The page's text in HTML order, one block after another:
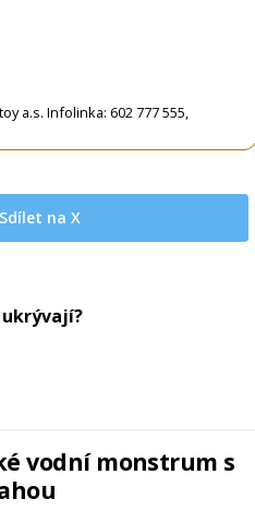
a.s. Infolinka: 602 777 555,
Sdílet na X
ukrývají?
vodní monstrum s